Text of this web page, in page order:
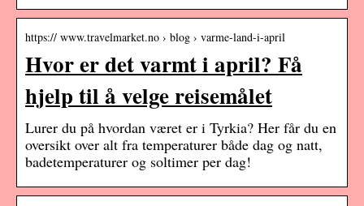
https:// www.travelmarket.no › blog › varme-land-i-april
Hvor er det varmt i april? Få
hjelp til å velge reisemålet
Lurer du på hvordan været er i Tyrkia? Her får du en
oversikt over alt fra temperaturer både dag og natt,
badetemperaturer og soltimer per dag!